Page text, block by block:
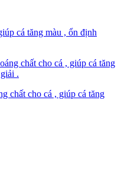
cá tăng màu , ổn định
chất cho cá , giúp cá tăng
.
chất cho cá , giúp cá tăng